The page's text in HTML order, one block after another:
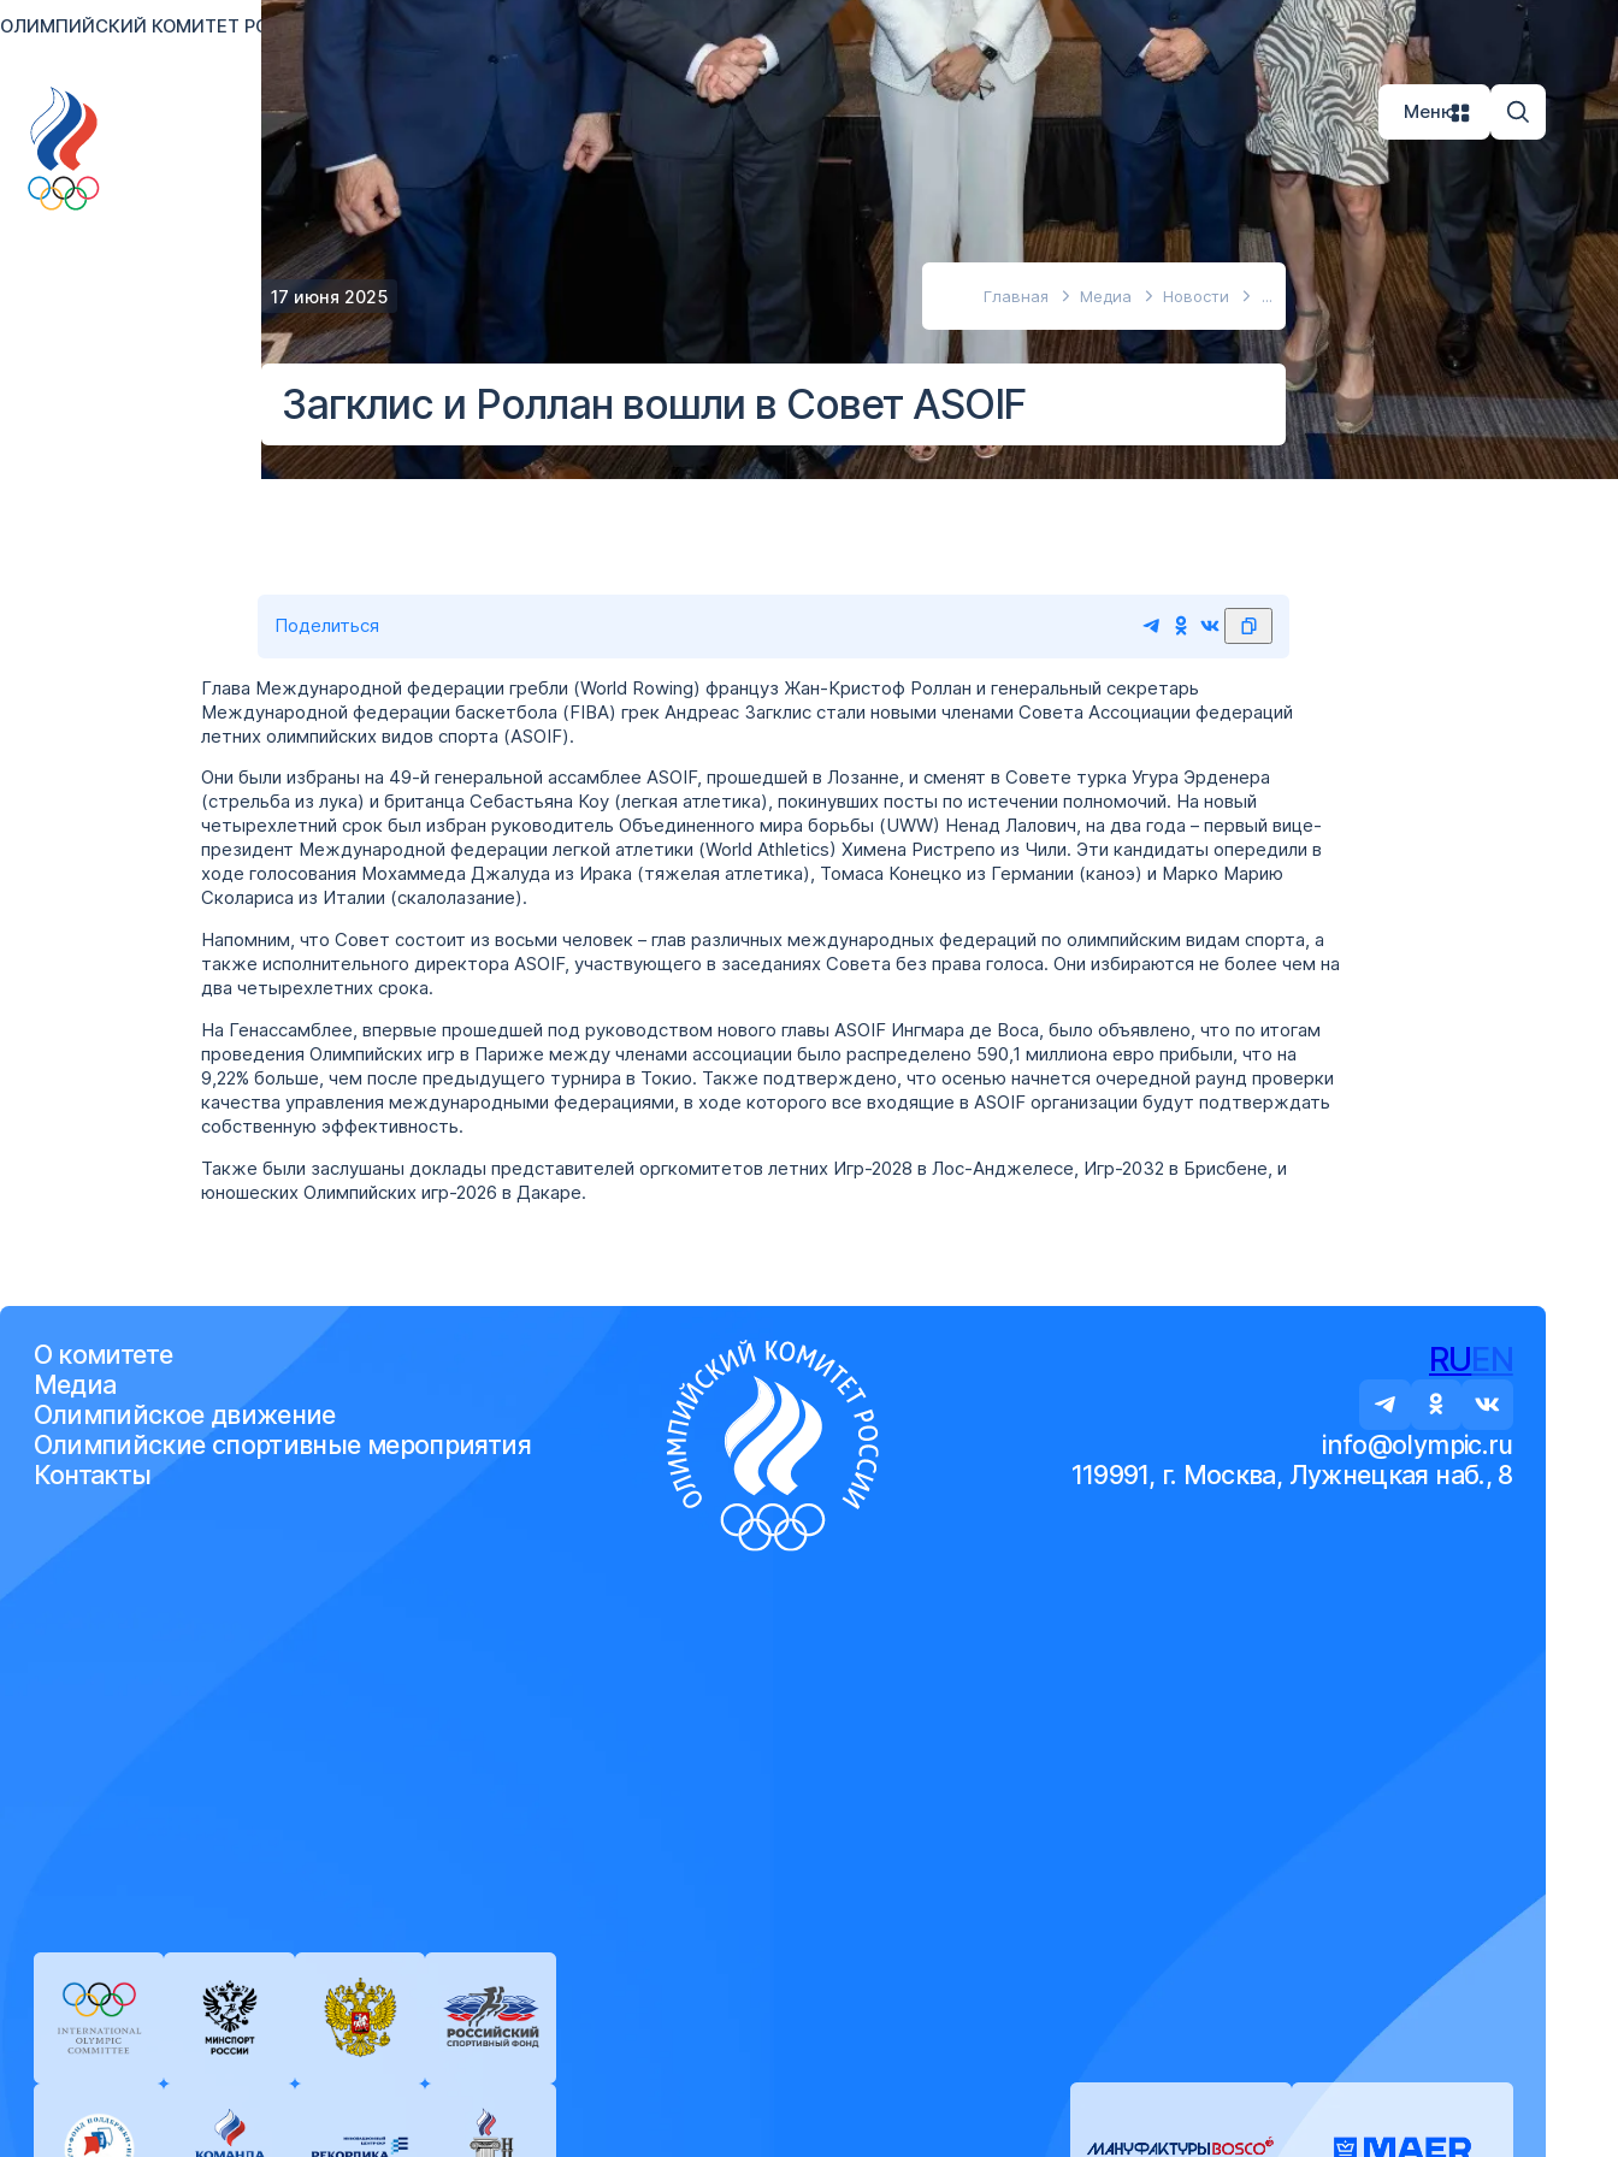
ОЛИМПИЙСКИЙ КОМИТЕТ РОССИИ Версия для слабовидящих
Меню
17 июня 2025 Главная Медиа Новости
Загклис и Роллан вошли в Совет ASOIF
Поделиться
Глава Международной федерации гребли (World Rowing) француз Жан-Кристоф Роллан и генеральный секретарь
Международной федерации баскетбола (FIBA) грек Андреас Загклис стали новыми членами Совета Ассоциации федераций
летних олимпийских видов спорта (ASOIF).
Они были избраны на 49-й генеральной ассамблее ASOIF, прошедшей в Лозанне, и сменят в Совете турка Угура Эрденера
(стрельба из лука) и британца Себастьяна Коу (легкая атлетика), покинувших посты по истечении полномочий. На новый
четырехлетний срок был избран руководитель Объединенного мира борьбы (UWW) Ненад Лалович, на два года – первый вице-
президент Международной федерации легкой атлетики (World Athletics) Химена Ристрепо из Чили. Эти кандидаты опередили в
ходе голосования Мохаммеда Джалуда из Ирака (тяжелая атлетика), Томаса Конецко из Германии (каноэ) и Марко Марию
Сколариса из Италии (скалолазание).
Напомним, что Совет состоит из восьми человек – глав различных международных федераций по олимпийским видам спорта, а
также исполнительного директора ASOIF, участвующего в заседаниях Совета без права голоса. Они избираются не более чем на
два четырехлетних срока.
На Генассамблее, впервые прошедшей под руководством нового главы ASOIF Ингмара де Воса, было объявлено, что по итогам
проведения Олимпийских игр в Париже между членами ассоциации было распределено 590,1 миллиона евро прибыли, что на
9,22% больше, чем после предыдущего турнира в Токио. Также подтверждено, что осенью начнется очередной раунд проверки
качества управления международными федерациями, в ходе которого все входящие в ASOIF организации будут подтверждать
собственную эффективность.
Также были заслушаны доклады представителей оргкомитетов летних Игр-2028 в Лос-Анджелесе, Игр-2032 в Брисбене, и
юношеских Олимпийских игр-2026 в Дакаре.
О комитете
Медиа
Олимпийское движение
Олимпийские спортивные мероприятия
Контакты
RUEN
info@olympic.ru
119991, г. Москва, Лужнецкая наб., 8